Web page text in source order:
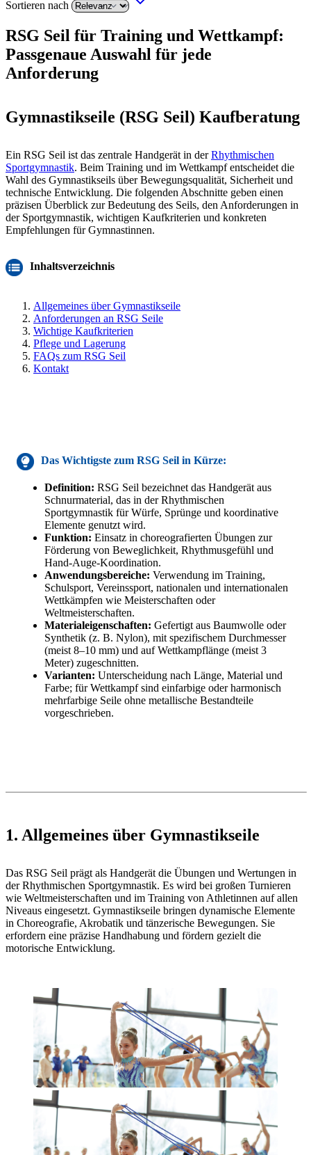
Sortieren nach
RSG Seil für Training und Wettkampf:
Passgenaue Auswahl für jede
Anforderung
Gymnastikseile (RSG Seil) Kaufberatung
Ein RSG Seil ist das zentrale Handgerät in derRhythmischen
Sportgymnastik. Beim Training und im Wettkampf entscheidet die
Wahl des Gymnastikseils über Bewegungsqualität, Sicherheit und
technische Entwicklung. Die folgenden Abschnitte geben einen
präzisen Überblick zur Bedeutung des Seils, den Anforderungen in
der Sportgymnastik, wichtigen Kaufkriterien und konkreten
Empfehlungen für Gymnastinnen.
Inhaltsverzeichnis
Allgemeines über Gymnastikseile
Anforderungen an RSG Seile
Wichtige Kaufkriterien
Pflege und Lagerung
FAQs zum RSG Seil
Kontakt
Das Wichtigste zum RSG Seil in Kürze:
Definition: RSG Seil bezeichnet das Handgerät aus
Schnurmaterial, das in der Rhythmischen
Sportgymnastik für Würfe, Sprünge und koordinative
Elemente genutzt wird.
Funktion: Einsatz in choreografierten Übungen zur
Förderung von Beweglichkeit, Rhythmusgefühl und
Hand-Auge-Koordination.
Anwendungsbereiche: Verwendung im Training,
Schulsport, Vereinssport, nationalen und internationalen
Wettkämpfen wie Meisterschaften oder
Weltmeisterschaften.
Materialeigenschaften: Gefertigt aus Baumwolle oder
Synthetik (z. B. Nylon), mit spezifischem Durchmesser
(meist 8–10 mm) und auf Wettkampflänge (meist 3
Meter) zugeschnitten.
Varianten: Unterscheidung nach Länge, Material und
Farbe; für Wettkampf sind einfarbige oder harmonisch
mehrfarbige Seile ohne metallische Bestandteile
vorgeschrieben.
1. Allgemeines über Gymnastikseile
Das RSG Seil prägt als Handgerät die Übungen und Wertungen in
der Rhythmischen Sportgymnastik. Es wird bei großen Turnieren
wie Weltmeisterschaften und im Training von Athletinnen auf allen
Niveaus eingesetzt. Gymnastikseile bringen dynamische Elemente
in Choreografie, Akrobatik und tänzerische Bewegungen. Sie
erfordern eine präzise Handhabung und fördern gezielt die
motorische Entwicklung.